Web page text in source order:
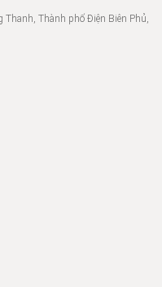
Thành phố Điện Biên Phủ,